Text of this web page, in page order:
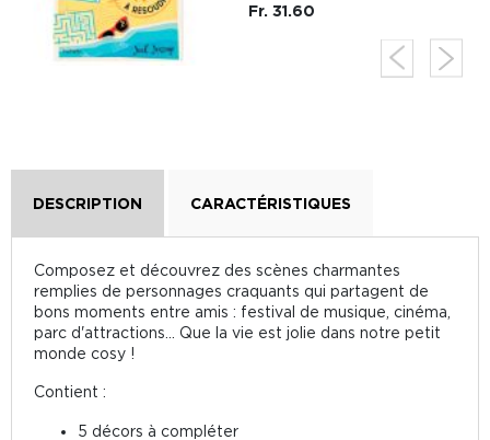
Fr. 31.60
DESCRIPTION CARACTÉRISTIQUES
Composez et découvrez des scènes charmantes
remplies de personnages craquants qui partagent de
bons moments entre amis : festival de musique, cinéma,
parc d'attractions... Que la vie est jolie dans notre petit
monde cosy !
Contient :
5 décors à compléter